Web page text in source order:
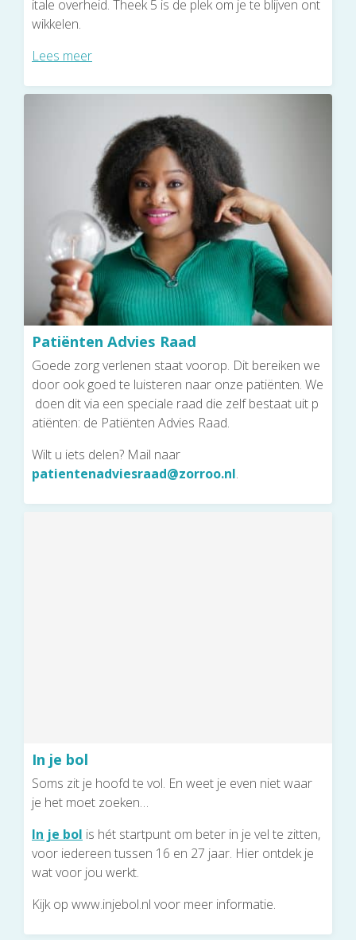
itale overheid. Theek 5 is de plek om je te blijven ont
wikkelen.
Lees meer
Patiënten Advies Raad
Goede zorg verlenen staat voorop. Dit bereiken we
door ook goed te luisteren naar onze patiënten. We
doen dit via een speciale raad die zelf bestaat uit p
atiënten: de Patiënten Advies Raad.
Wilt u iets delen? Mail naar
patientenadviesraad@zorroo.nl.
In je bol
Soms zit je hoofd te vol. En weet je even niet waar
je het moet zoeken…
In je bol is hét startpunt om beter in je vel te zitten,
voor iedereen tussen 16 en 27 jaar. Hier ontdek je
wat voor jou werkt.
Kijk op www.injebol.nl voor meer informatie.